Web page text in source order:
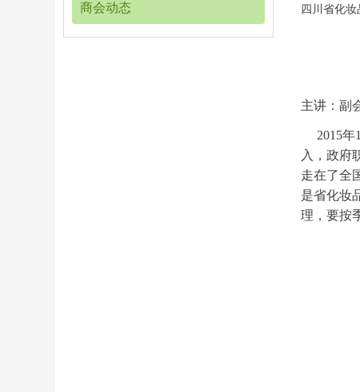
商会动态 四川省化妆
主讲：副
2015年
入，政府
走在了全
是省化妆
理，要按